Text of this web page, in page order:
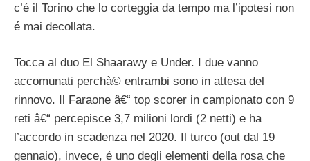
c’é il Torino che lo corteggia da tempo ma l’ipotesi non
é mai decollata.
Tocca al duo El Shaarawy e Under. I due vanno
accomunati perchà© entrambi sono in attesa del
rinnovo. Il Faraone â€“ top scorer in campionato con 9
reti â€“ percepisce 3,7 milioni lordi (2 netti) e ha
l’accordo in scadenza nel 2020. Il turco (out dal 19
gennaio), invece, é uno degli elementi della rosa che